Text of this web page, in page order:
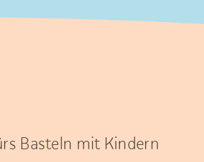
Basteln mit Kindern